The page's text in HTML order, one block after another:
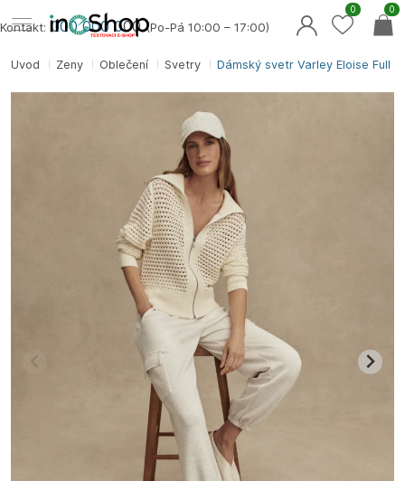
Úvod Ženy Oblečení Svetry Dámský svetr Varley Eloise Full
Kontakt: 000 000 000(Po-Pá 10:00 – 17:00)
0
0